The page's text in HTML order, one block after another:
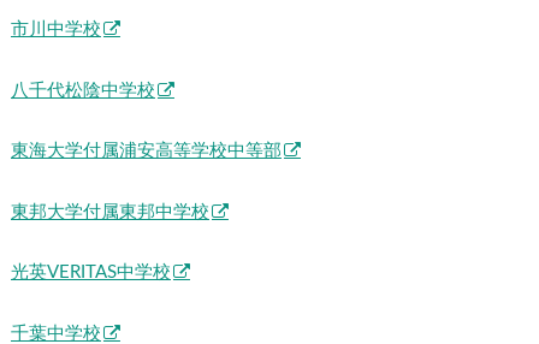
市川中学校
八千代松陰中学校
東海大学付属浦安高等学校中等部
東邦大学付属東邦中学校
光英VERITAS中学校
千葉中学校